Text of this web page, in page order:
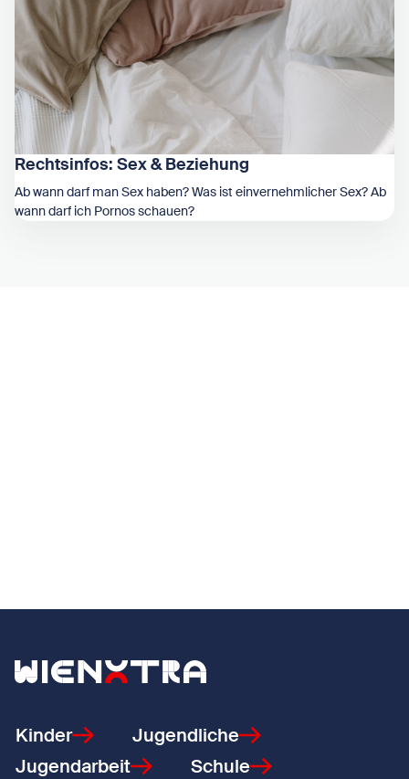
Rechtsinfos: Sex & Beziehung
Ab wann darf man Sex haben? Was ist einvernehmlicher Sex? Ab
wann darf ich Pornos schauen?
Zurück zur Startseite
Kinder
Jugendliche
Jugendarbeit
Schule